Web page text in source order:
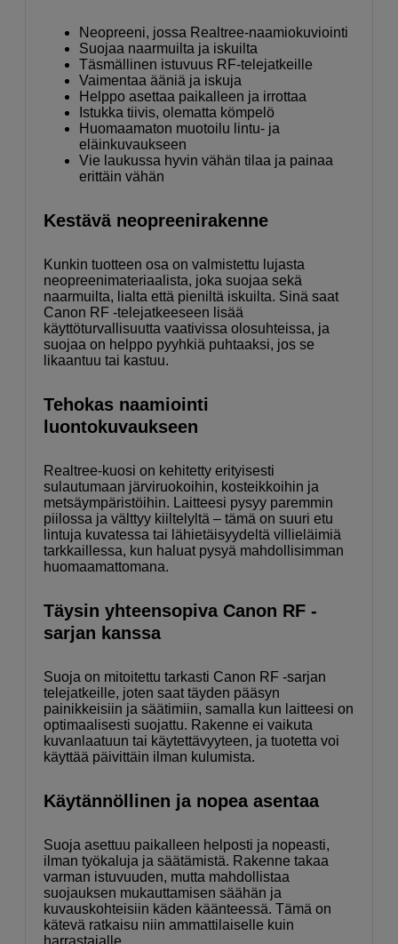
Neopreeni, jossa Realtree-naamiokuviointi
Suojaa naarmuilta ja iskuilta
Täsmällinen istuvuus RF-telejatkeille
Vaimentaa ääniä ja iskuja
Helppo asettaa paikalleen ja irrottaa
Istukka tiivis, olematta kömpelö
Huomaamaton muotoilu lintu- ja
eläinkuvaukseen
Vie laukussa hyvin vähän tilaa ja painaa
erittäin vähän
Kestävä neopreenirakenne
Kunkin tuotteen osa on valmistettu lujasta
neopreenimateriaalista, joka suojaa sekä
naarmuilta, lialta että pieniltä iskuilta. Sinä saat
Canon RF -telejatkeeseen lisää
käyttöturvallisuutta vaativissa olosuhteissa, ja
suojaa on helppo pyyhkiä puhtaaksi, jos se
likaantuu tai kastuu.
Tehokas naamiointi
luontokuvaukseen
Realtree-kuosi on kehitetty erityisesti
sulautumaan järviruokoihin, kosteikkoihin ja
metsäympäristöihin. Laitteesi pysyy paremmin
piilossa ja välttyy kiiltelyltä – tämä on suuri etu
lintuja kuvatessa tai lähietäisyydeltä villieläimiä
tarkkaillessa, kun haluat pysyä mahdollisimman
huomaamattomana.
Täysin yhteensopiva Canon RF -
sarjan kanssa
Suoja on mitoitettu tarkasti Canon RF -sarjan
telejatkeille, joten saat täyden pääsyn
painikkeisiin ja säätimiin, samalla kun laitteesi on
optimaalisesti suojattu. Rakenne ei vaikuta
kuvanlaatuun tai käytettävyyteen, ja tuotetta voi
käyttää päivittäin ilman kulumista.
Käytännöllinen ja nopea asentaa
Suoja asettuu paikalleen helposti ja nopeasti,
ilman työkaluja ja säätämistä. Rakenne takaa
varman istuvuuden, mutta mahdollistaa
suojauksen mukauttamisen säähän ja
kuvauskohteisiin käden käänteessä. Tämä on
kätevä ratkaisu niin ammattilaiselle kuin